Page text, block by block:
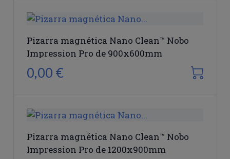
Pizarra magnética Nano Clean™ Nobo
Impression Pro de 900x600mm
0,00 €
Pizarra magnética Nano Clean™ Nobo
Impression Pro de 1200x900mm